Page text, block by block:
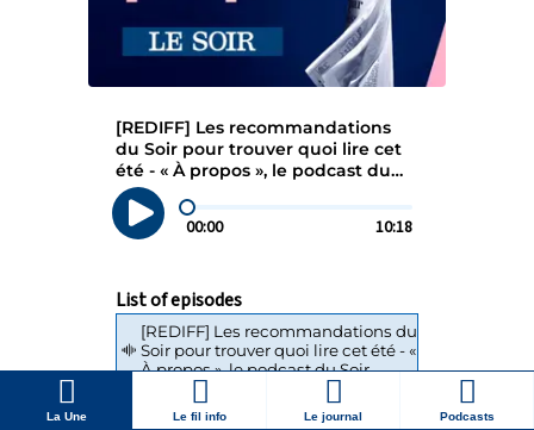
La Une Le fil info Le journal Podcasts